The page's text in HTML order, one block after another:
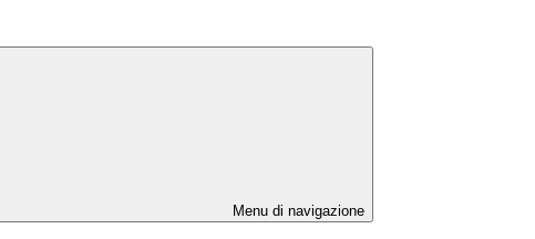
Menu di navigazione